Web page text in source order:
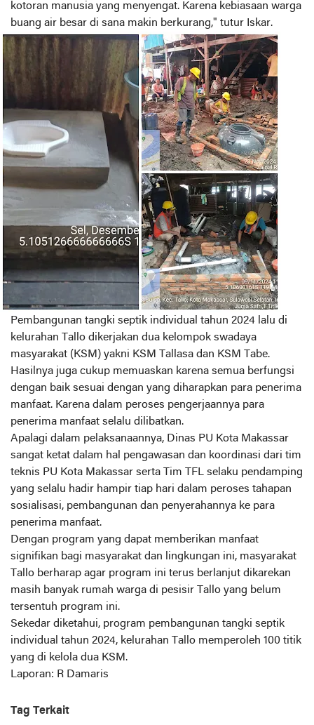
kotoran manusia yang menyengat. Karena kebiasaan warga
buang air besar di sana makin berkurang," tutur Iskar.
Pembangunan tangki septik individual tahun 2024 lalu di
kelurahan Tallo dikerjakan dua kelompok swadaya
masyarakat (KSM) yakni KSM Tallasa dan KSM Tabe.
Hasilnya juga cukup memuaskan karena semua berfungsi
dengan baik sesuai dengan yang diharapkan para penerima
manfaat. Karena dalam peroses pengerjaannya para
penerima manfaat selalu dilibatkan.
Apalagi dalam pelaksanaannya, Dinas PU Kota Makassar
sangat ketat dalam hal pengawasan dan koordinasi dari tim
teknis PU Kota Makassar serta Tim TFL selaku pendamping
yang selalu hadir hampir tiap hari dalam peroses tahapan
sosialisasi, pembangunan dan penyerahannya ke para
penerima manfaat.
Dengan program yang dapat memberikan manfaat
signifikan bagi masyarakat dan lingkungan ini, masyarakat
Tallo berharap agar program ini terus berlanjut dikarekan
masih banyak rumah warga di pesisir Tallo yang belum
tersentuh program ini.
Sekedar diketahui, program pembangunan tangki septik
individual tahun 2024, kelurahan Tallo memperoleh 100 titik
yang di kelola dua KSM.
Laporan: R Damaris
Tag Terkait